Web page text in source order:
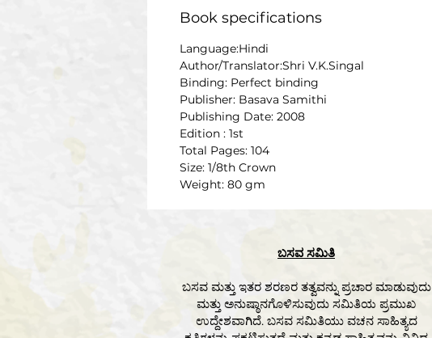
Book specifications
Language:Hindi
Author/Translator:Shri V.K.Singal
Binding: Perfect binding
Publisher: Basava Samithi
Publishing Date: 2008
Edition : 1st
Total Pages: 104
Size: 1/8th Crown
Weight: 80 gm
ಬಸವ ಸಮಿತಿ
ಬಸವ ಮತ್ತು ಇತರ ಶರಣರ ತತ್ವವನ್ನು ಪ್ರಚಾರ ಮಾಡುವುದು
ಮತ್ತು ಅನುಷ್ಠಾನಗೊಳಿಸುವುದು ಸಮಿತಿಯ ಪ್ರಮುಖ
ಉದ್ದೇಶವಾಗಿದೆ. ಬಸವ ಸಮಿತಿಯು ವಚನ ಸಾಹಿತ್ಯದ